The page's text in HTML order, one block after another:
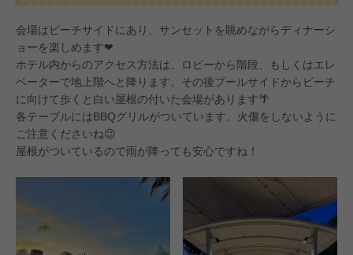
会場はビーチサイドにあり、サンセットを眺めながらディナーシ
ョーを楽しめます❤
ホテル内からのアクセス方法は、ロビーから階段、もしくはエレ
ベーターで地上階へと降ります。その後プールサイドからビーチ
に向けて歩くと白い屋根の付いた会場があります🌴
各テーブルにはBBQグリルがついています。火傷をしないように
ご注意くださいね😉
屋根がついているので雨が降っても安心ですね！